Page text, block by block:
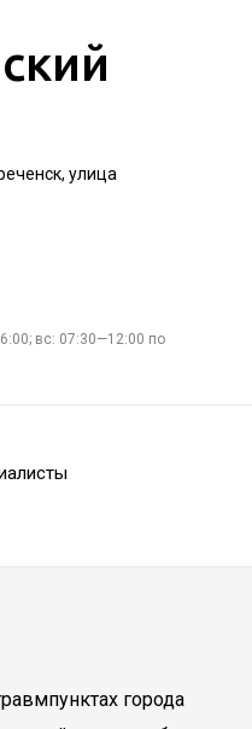
улица
вс: 07:30—12:00 по
города